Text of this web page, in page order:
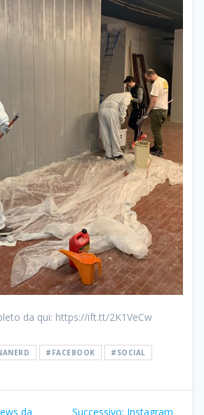
da qui: https://ift.tt/2K1VeCw
#FACEBOOK #SOCIAL
da
Successivo: Articolo
Instagram